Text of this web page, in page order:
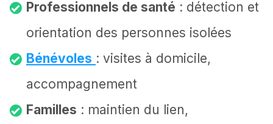
Professionnels de santé : détection et
orientation des personnes isolées
Bénévoles : visites à domicile,
accompagnement
Familles : maintien du lien,